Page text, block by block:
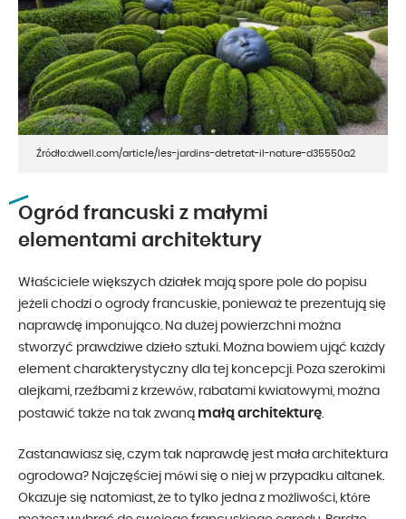
Źródło:dwell.com/article/les-jardins-detretat-il-nature-d35550a2
Ogród francuski z małymi
elementami architektury
Właściciele większych działek mają spore pole do popisu
jeżeli chodzi o ogrody francuskie, ponieważ te prezentują się
naprawdę imponująco. Na dużej powierzchni można
stworzyć prawdziwe dzieło sztuki. Można bowiem ująć każdy
element charakterystyczny dla tej koncepcji. Poza szerokimi
alejkami, rzeźbami z krzewów, rabatami kwiatowymi, można
postawić także na tak zwaną małą architekturę
Zastanawiasz się, czym tak naprawdę jest mała architektura
ogrodowa? Najczęściej mówi się o niej w przypadku altanek.
Okazuje się natomiast, że to tylko jedna z możliwości, które